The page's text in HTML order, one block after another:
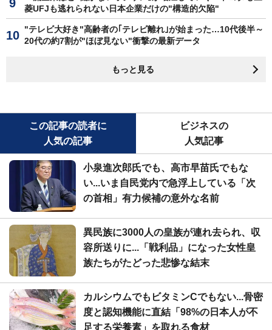
菱UFJも逃れられない日本企業だけの"構造的欠陥"
"テレビ大好き"高齢者の｢テレビ離れ｣が始まった…10代後半～
20代の約7割が"ほぼ見ない"衝撃の最新データ
もっと見る
この記事の読者に
人気の記事
ビジネスの
人気記事
小泉進次郎氏でも、高市早苗氏でもな
い...いま自民党内で急浮上している「次
の首相」有力候補の意外な名前
異民族に3000人の皇族が連れ去られ、収
容所送りに...「戦利品」になった女性皇
族たちがたどった悲惨な結末
カルシウムでもビタミンCでもない...骨密
度と認知機能に直結「98%の日本人が不
足する栄養素」を取れる食材